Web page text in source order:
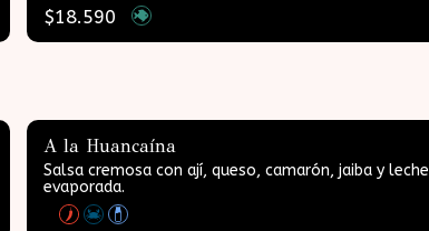
$18.590
A la Huancaína
Salsa cremosa con ají, queso, camarón, jaiba y leche
evaporada.